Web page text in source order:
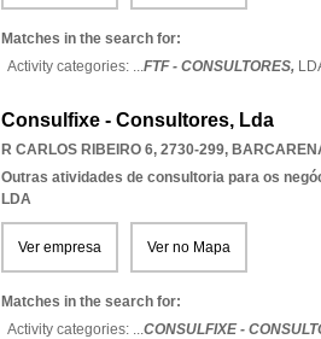
Matches in the search for:
Activity categories: ...FTF - CONSULTORES,
Consulfixe - Consultores, Lda
R CARLOS RIBEIRO 6, 2730-299,
Outras atividades de consultoria para os
LDA
Ver empresa Ver no Mapa
Matches in the search for:
Activity categories: ...CONSULFIXE -